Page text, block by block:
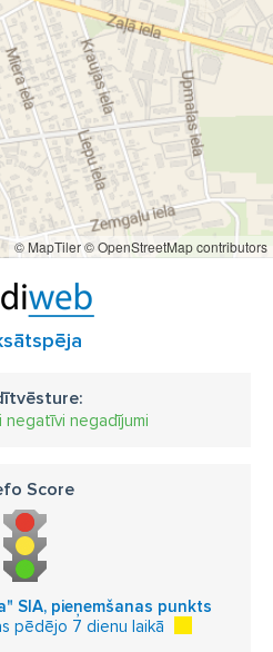
© MapTiler© OpenStreetMap contributors
negadījumi
Score
SIA, pieņemšanas punkts
pēdējo 7 dienu laikā